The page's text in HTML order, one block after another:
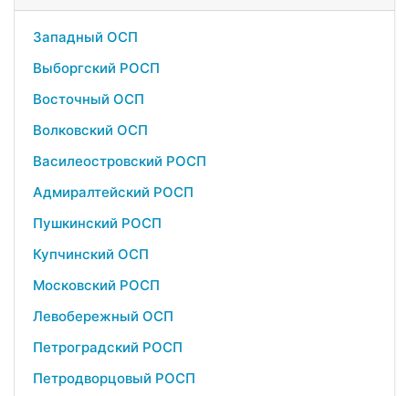
Западный ОСП
Выборгский РОСП
Восточный ОСП
Волковский ОСП
Василеостровский РОСП
Адмиралтейский РОСП
Пушкинский РОСП
Купчинский ОСП
Московский РОСП
Левобережный ОСП
Петроградский РОСП
Петродворцовый РОСП